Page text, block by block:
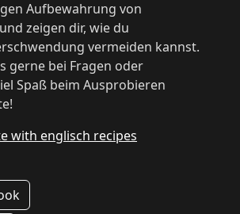
Aufbewahrung von
zeigen dir, wie du
vermeiden kannst.
gerne bei Fragen oder
Spaß beim Ausprobieren
with englisch recipes